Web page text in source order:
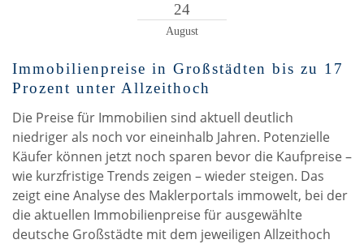
24
August
Immobilienpreise in Großstädten bis zu 17
Prozent unter Allzeithoch
Die Preise für Immobilien sind aktuell deutlich
niedriger als noch vor eineinhalb Jahren. Potenzielle
Käufer können jetzt noch sparen bevor die Kaufpreise –
wie kurzfristige Trends zeigen – wieder steigen. Das
zeigt eine Analyse des Maklerportals immowelt, bei der
die aktuellen Immobilienpreise für ausgewählte
deutsche Großstädte mit dem jeweiligen Allzeithoch